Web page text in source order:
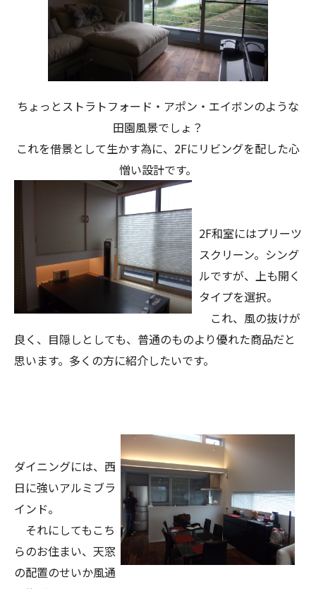
ちょっとストラトフォード・アポン・エイボンのような
田園風景でしょ？
これを借景として生かす為に、2Fにリビングを配した心
憎い設計です。
2F和室にはプリーツ
スクリーン。シング
ルですが、上も開く
タイプを選択。
これ、風の抜けが
良く、目隠しとしても、普通のものより優れた商品だと
思います。多くの方に紹介したいです。
ダイニングには、西
日に強いアルミブラ
インド。
それにしてもこち
らのお住まい、天窓
の配置のせいか風通